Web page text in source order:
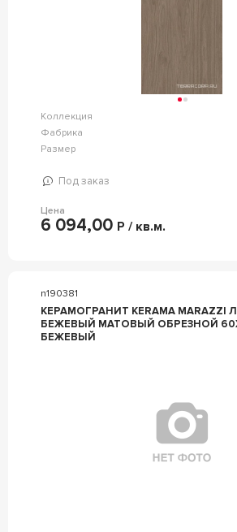
Коллекция
Фабрика
Размер
Под заказ
Цена
6 094,00 Р / кв.м.
n190381
КЕРАМОГРАНИТ KERAMA MARAZZI ЛЮБЕРОН
БЕЖЕВЫЙ МАТОВЫЙ ОБРЕЗНОЙ
БЕЖЕВЫЙ